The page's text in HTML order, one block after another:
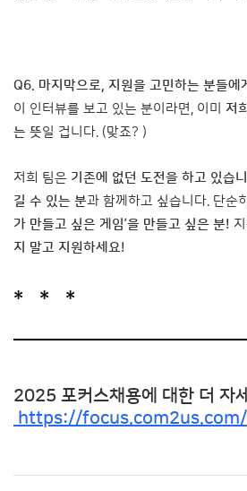
Q6. 마지막으로, 지원을 고민하는 분들에
이 인터뷰를 보고 있는 분이라면, 이미 저
는 뜻일 겁니다. (맞죠? )
저희 팀은 기존에 없던 도전을 하고 있습
길 수 있는 분과 함께하고 싶습니다. 단순
가 만들고 싶은 게임’을 만들고 싶은 분!
지 말고 지원하세요!
* * *
2025 포커스채용에 대한 더 자
https://focus.com2us.com/